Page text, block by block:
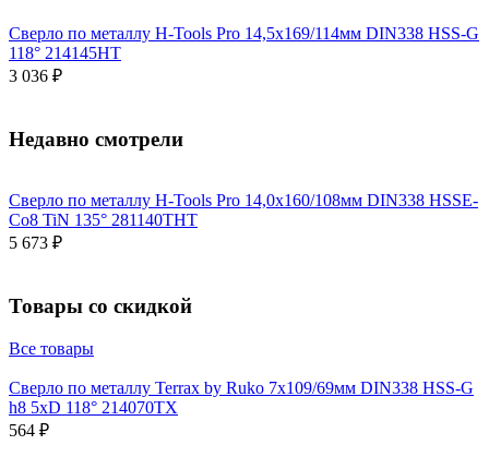
Сверло по металлу H-Tools Pro 14,5x169/114мм DIN338 HSS-G
118° 214145HT
3 036 ₽
Недавно смотрели
Сверло по металлу H-Tools Pro 14,0x160/108мм DIN338 HSSE-
Co8 TiN 135° 281140THT
5 673 ₽
Товары со скидкой
Все товары
Сверло по металлу Terrax by Ruko 7x109/69мм DIN338 HSS-G
h8 5xD 118° 214070TX
564 ₽